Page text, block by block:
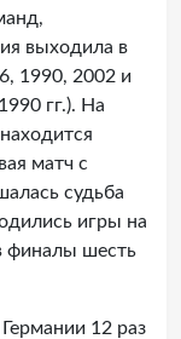
выходила в
1990, 2002 и
гг.). На
матч с
судьба
игры на
финалы шесть
12 раз